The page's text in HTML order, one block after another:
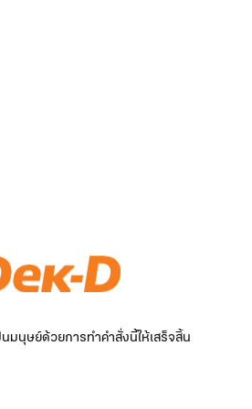
มนุษย์ด้วยการทำคำสั่งนี้ให้เสร็จสิ้น